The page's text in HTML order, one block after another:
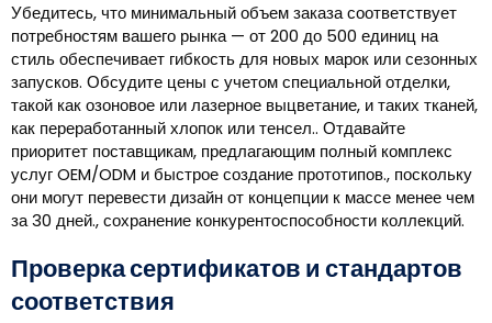
Убедитесь, что минимальный объем заказа соответствует
потребностям вашего рынка — от 200 до 500 единиц на
стиль обеспечивает гибкость для новых марок или сезонных
запусков. Обсудите цены с учетом специальной отделки,
такой как озоновое или лазерное выцветание, и таких тканей,
как переработанный хлопок или тенсел.. Отдавайте
приоритет поставщикам, предлагающим полный комплекс
услуг OEM/ODM и быстрое создание прототипов., поскольку
они могут перевести дизайн от концепции к массе менее чем
за 30 дней., сохранение конкурентоспособности коллекций.
Проверка сертификатов и стандартов
соответствия